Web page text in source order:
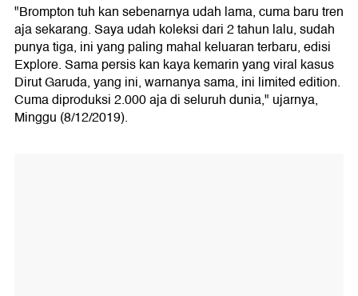
"Brompton tuh kan sebenarnya udah lama, cuma baru tren
aja sekarang. Saya udah koleksi dari 2 tahun lalu, sudah
punya tiga, ini yang paling mahal keluaran terbaru, edisi
Explore. Sama persis kan kaya kemarin yang viral kasus
Dirut Garuda, yang ini, warnanya sama, ini limited edition.
Cuma diproduksi 2.000 aja di seluruh dunia," ujarnya,
Minggu (8/12/2019).